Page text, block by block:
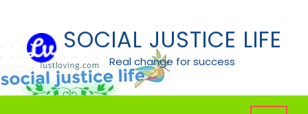
content
SOCIAL JUSTICE LIFE
Real change for success